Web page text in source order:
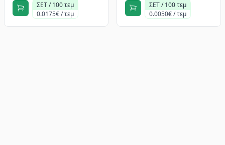
ΣΕΤ / 100 τεμ
0.0175€ / τεμ
ΣΕΤ / 100 τεμ
0.0050€ / τεμ